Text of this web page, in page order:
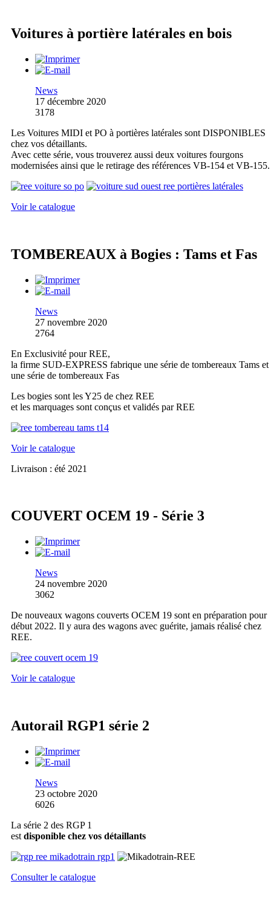
Voitures à portière latérales en bois
News
17 décembre 2020
3178
Les Voitures MIDI et PO à portières latérales sont DISPONIBLES
chez vos détaillants.
Avec cette série, vous trouverez aussi deux voitures fourgons
modernisées ainsi que le retirage des références VB-154 et VB-155.
Voir le catalogue
TOMBEREAUX à Bogies : Tams et Fas
News
27 novembre 2020
2764
En Exclusivité pour REE,
la firme SUD-EXPRESS fabrique une série de tombereaux Tams et
une série de tombereaux Fas
Les bogies sont les Y25 de chez REE
et les marquages sont conçus et validés par REE
Voir le catalogue
Livraison : été 2021
COUVERT OCEM 19 - Série 3
News
24 novembre 2020
3062
De nouveaux wagons couverts OCEM 19 sont en préparation pour
début 2022. Il y aura des wagons avec guérite, jamais réalisé chez
REE.
Voir le catalogue
Autorail RGP1 série 2
News
23 octobre 2020
6026
La série 2 des RGP 1
est disponible chez vos détaillants
Consulter le catalogue